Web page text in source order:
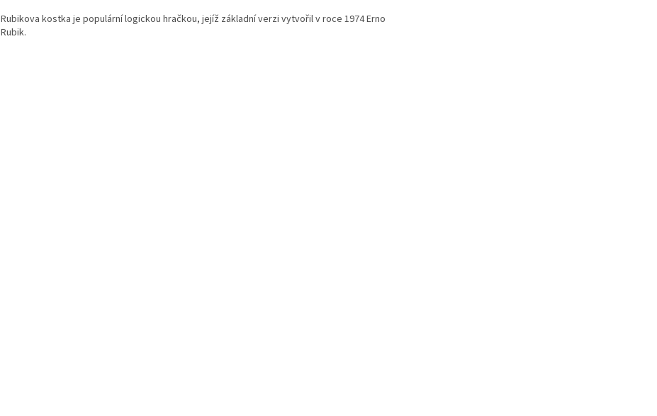
Rubikova kostka je populární logickou hračkou, jejíž základní verzi vytvořil v roce 1974 Erno
Rubik.